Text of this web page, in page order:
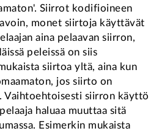
Siirrot kodifioineen
monet siirtoja käyttävät
aina pelaavan siirron,
peleissä on siis
siirtoa yltä, aina kun
jos siirto on
Vaihtoehtoisesti siirron käyttö
haluaa muuttaa sitä
Esimerkin mukaista